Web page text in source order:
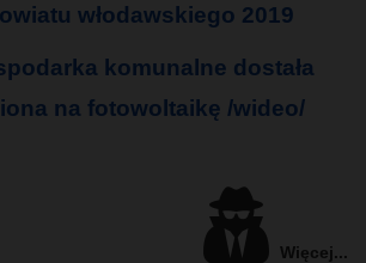
włodawskiego 2019
komunalne dostała
na fotowoltaikę /wideo/
Więcej...